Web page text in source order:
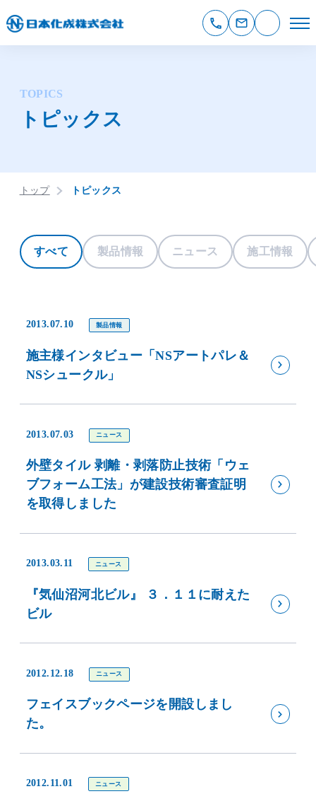
TOPICS
トピックス
トップ トピックス
すべて 製品情報 ニュース 施工情報
2013.07.10 製品情報
施主様インタビュー「NSアートパレ＆
NSシュークル」
2013.07.03 ニュース
外壁タイル 剥離・剥落防止技術「ウェ
ブフォーム工法」が建設技術審査証明
を取得しました
2013.03.11 ニュース
『気仙沼河北ビル』 ３．１１に耐えた
ビル
2012.12.18 ニュース
フェイスブックページを開設しまし
た。
2012.11.01 ニュース